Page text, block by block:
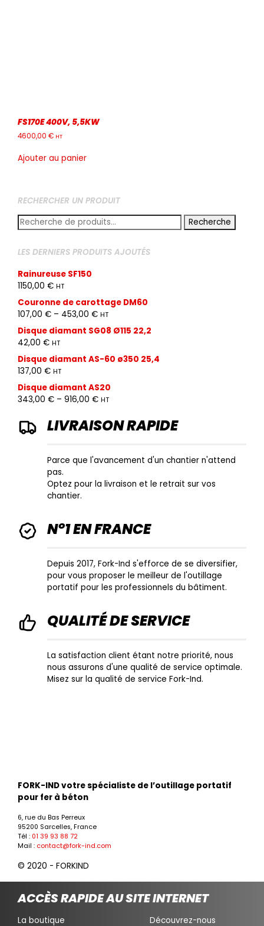
FS170E 400V, 5,5KW
4600,00 € HT
Ajouter au panier
RECHERCHER UN PRODUIT
Recherche
pour :
Recherche
LES DERNIERS PRODUITS AJOUTÉS
Rainureuse SF150
1150,00 € HT
Couronne de carottage DM60
107,00 € – 453,00 € HT
Disque diamant SG08 Ø115 22,2
42,00 € HT
Disque diamant AS-60 ø350 25,4
137,00 € HT
Disque diamant AS20
343,00 € – 916,00 € HT
LIVRAISON RAPIDE
Parce que l'avancement d'un chantier n'attend
pas.
Optez pour la livraison et le retrait sur vos
chantier.
N°1 EN FRANCE
Depuis 2017, Fork-Ind s'efforce de se diversifier,
pour vous proposer le meilleur de l'outillage
portatif pour les professionnels du bâtiment.
QUALITÉ DE SERVICE
La satisfaction client étant notre priorité, nous
nous assurons d'une qualité de service optimale.
Misez sur la qualité de service Fork-Ind.
FORK-IND votre spécialiste de l’outillage portatif
pour fer à béton
6, rue du Bas Perreux
95200 Sarcelles, France
Tél : 01 39 93 88 72
Mail : contact@fork-ind.com
© 2020 - FORKIND
ACCÈS RAPIDE AU SITE INTERNET
La boutique Découvrez-nous